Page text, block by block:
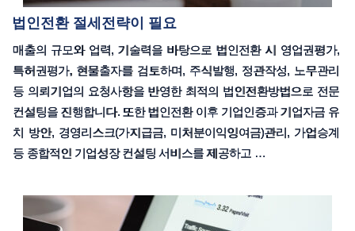
법인전환 절세전략이 필요
매출의 규모와 업력, 기술력을 바탕으로 법인전환 시 영업권평가,
특허권평가, 현물출자를 검토하며, 주식발행, 정관작성, 노무관리
등 의뢰기업의 요청사항을 반영한 최적의 법인전환방법으로 전문
컨설팅을 진행합니다. 또한 법인전환 이후 기업인증과 기업자금 유
치 방안, 경영리스크(가지급금, 미처분이익잉여금)관리, 가업승계
등 종합적인 기업성장 컨설팅 서비스를 제공하고 …